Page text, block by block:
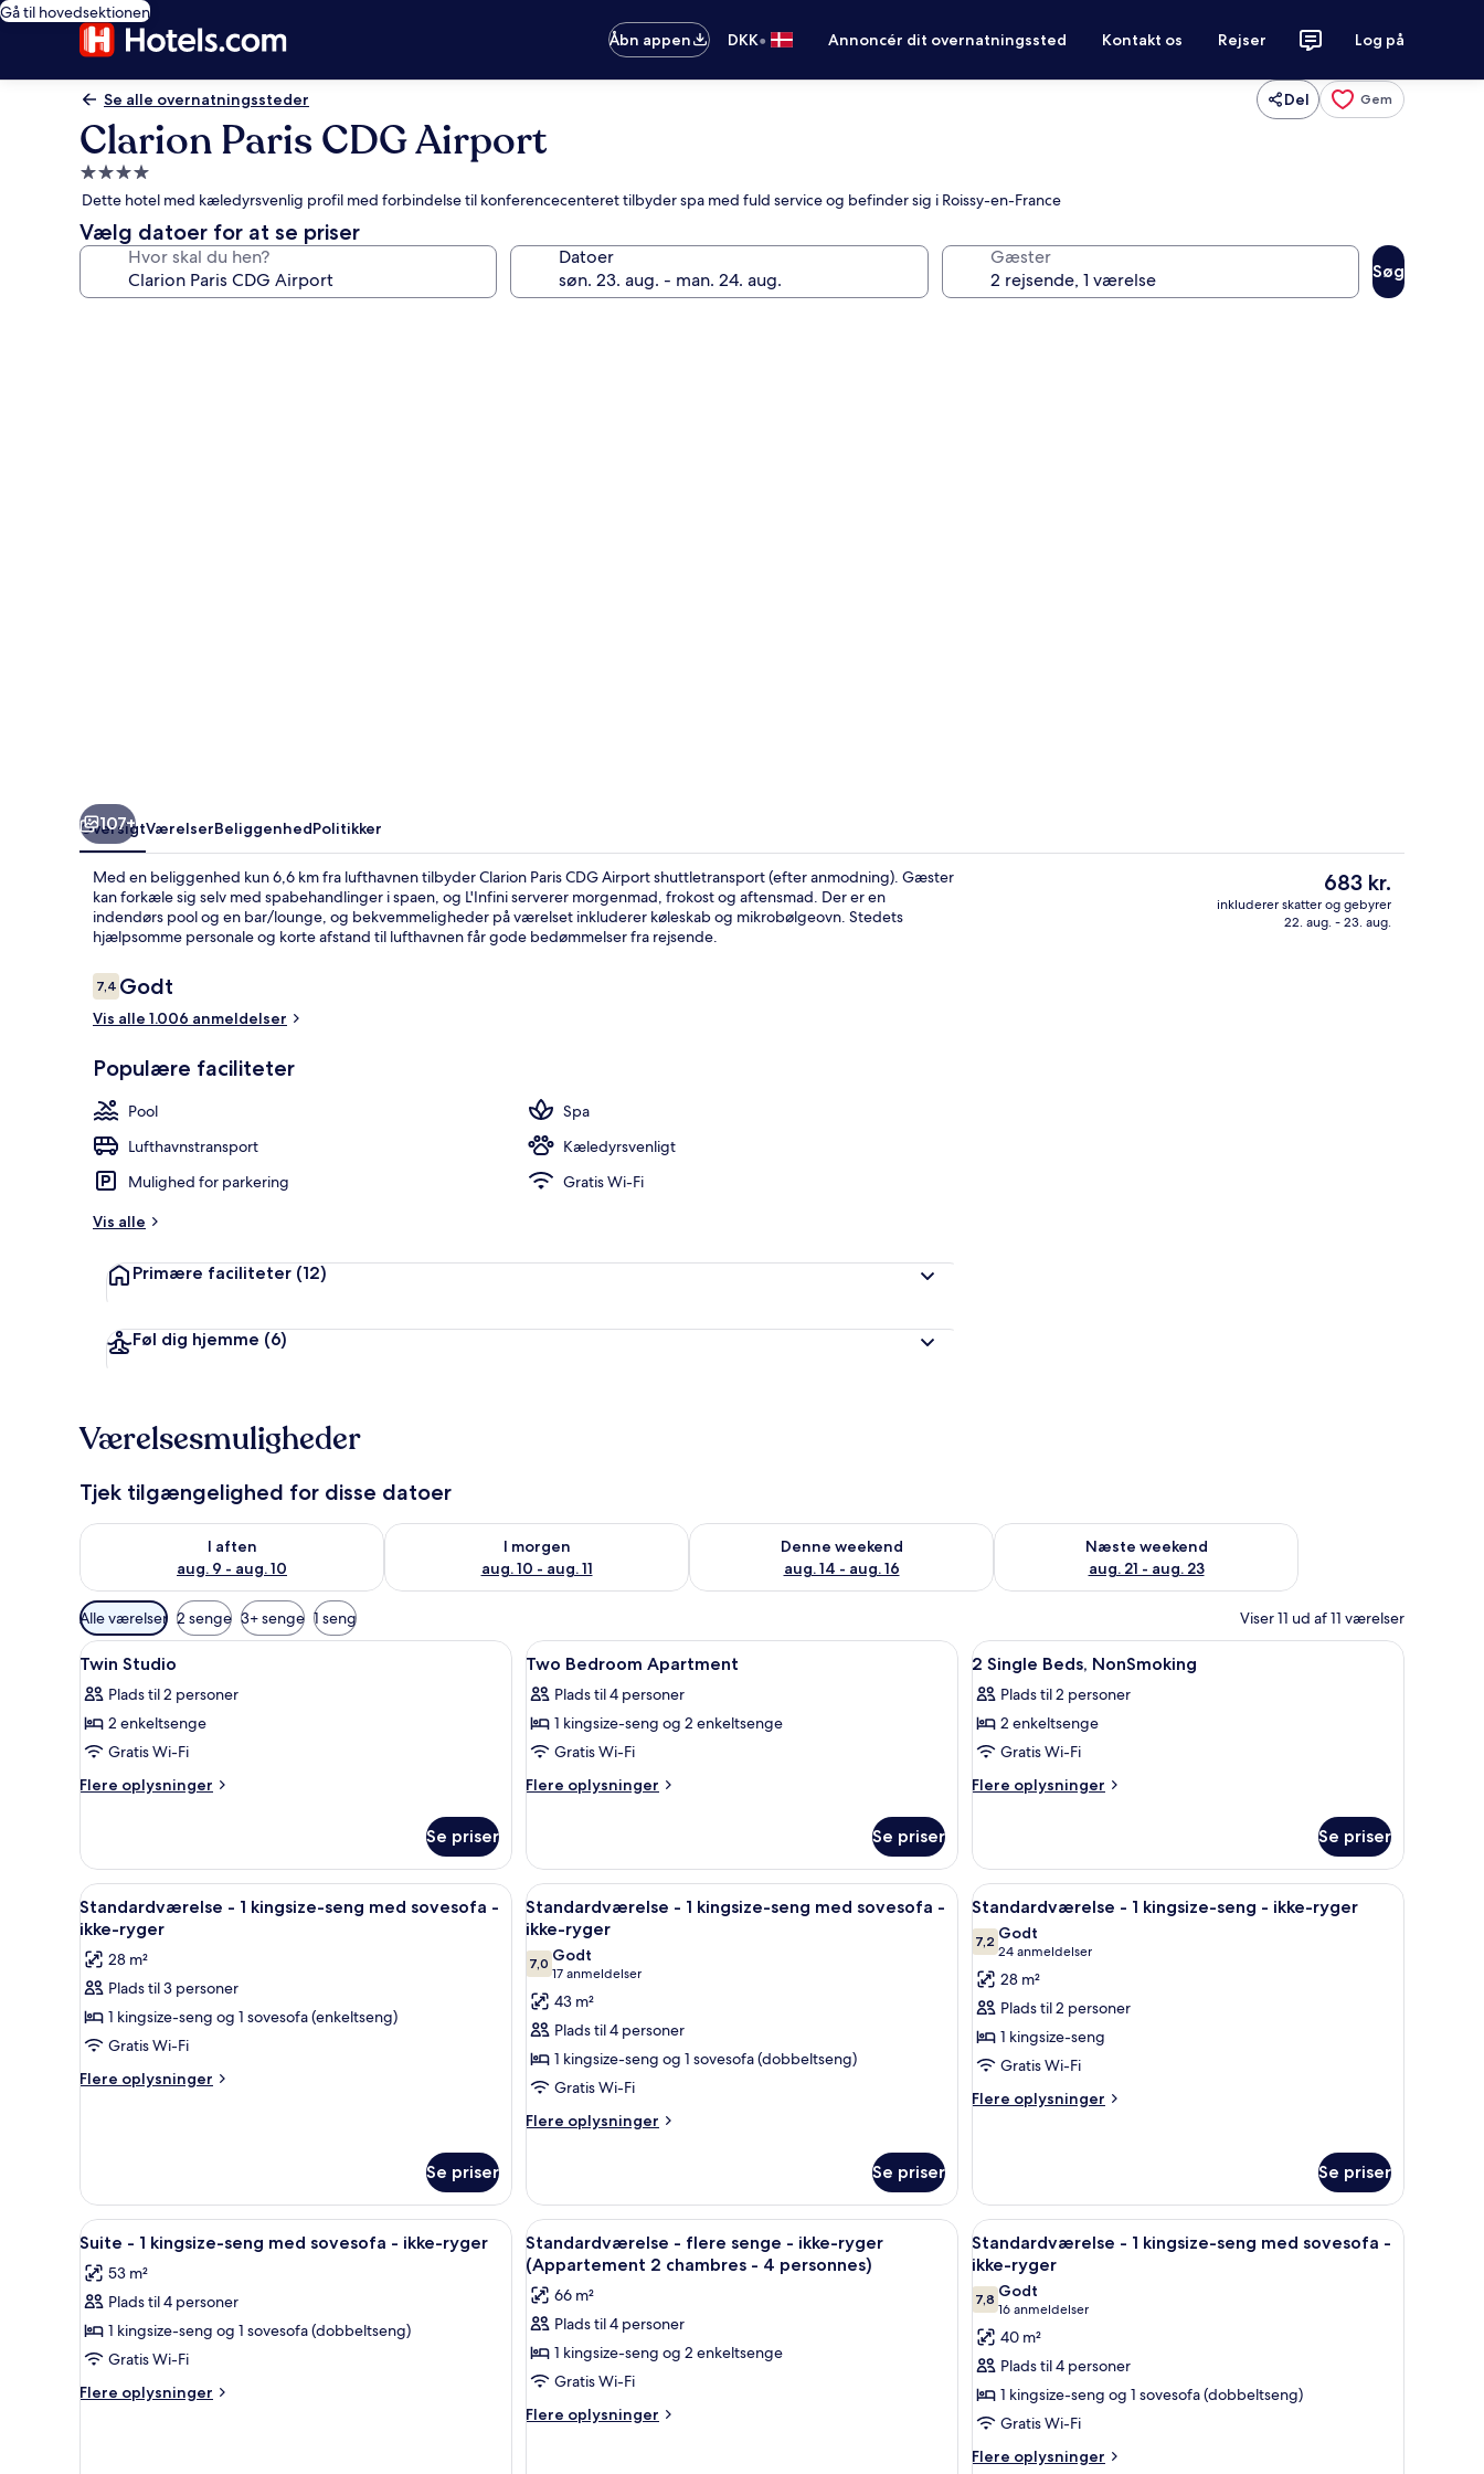
Gå til hovedsektionen
Åbn appen
DKK• Annoncér dit overnatningssted Kontakt os Rejser Log på
Se alle overnatningssteder Del Gem
Clarion Paris CDG Airport
4.0-
stjernet
overnatningssted
Dette hotel med kæledyrsvenlig profil med forbindelse til konferencecenteret tilbyder spa med fuld service og befinder sig i Roissy-en-France
Vælg datoer for at se priser
Hvor skal du hen? Datoer Gæster
Søg
Spisning på værelset
107+
OversigtVærelserBeliggenhedPolitikker
Med en beliggenhed kun 6,6 km fra lufthavnen tilbyder Clarion Paris CDG Airport shuttletransport (efter anmodning). Gæster
kan forkæle sig selv med spabehandlinger i spaen, og L'Infini serverer morgenmad, frokost og aftensmad. Der er en
indendørs pool og en bar/lounge, og bekvemmeligheder på værelset inkluderer køleskab og mikrobølgeovn. Stedets
hjælpsomme personale og korte afstand til lufthavnen får gode bedømmelser fra rejsende.
Anmeldelser
7,47,4 ud af 10.
Godt
Vis alle 1.006 anmeldelser
Populære faciliteter
Pool
Spa
Lufthavnstransport
Kæledyrsvenligt
Mulighed for parkering
Gratis Wi-Fi
Vis alle
Primære faciliteter (12)
Føl dig hjemme (6)
Den
nuværende
pris
683 kr.
inkluderer skatter og gebyrer
22. aug. - 23. aug.
Værelsesmuligheder
Tjek tilgængelighed for disse datoer
I aften
aug. 9 - aug. 10
Tjek tilgængelighed for i aften aug. 9 - aug. 10
I morgen
aug. 10 - aug. 11
Tjek tilgængelighed for i morgen aug. 10 - aug. 11
Denne weekend
aug. 14 - aug. 16
Tjek tilgængelighed for denne weekend aug. 14 - aug. 16
Næste weekend
aug. 21 - aug. 23
Tjek tilgængelighed for næste weekend aug. 21 - aug. 23
Tilgængelige
filtre
for
Alle værelser 2 senge 3+ senge 1 seng Viser 11 ud af 11 værelser
Indlæs
alle
billeder
af
Twin
Studio
11
Twin Studio
Plads til 2 personer
2 enkeltsenge
Gratis Wi-Fi
Flere oplysninger
Flere
Studio
Se priser
Indlæs
alle
billeder
af
Two
Bedroom
Et hotelværelse med seng, skrivebord, stol, fjernsyn og udsigt ud
10
Two Bedroom Apartment
Plads til 4 personer
1 kingsize-seng og 2 enkeltsenge
Gratis Wi-Fi
Flere oplysninger
Flere
Bedroom
Apartment
Se priser
Indlæs
alle
billeder
af
2
Single
Pengeskab på værelset, skrivebord,
3
2 Single Beds, NonSmoking
Plads til 2 personer
2 enkeltsenge
Gratis Wi-Fi
Flere oplysninger
Flere
Single
Beds,
NonSmoking
Se priser
Indlæs
alle
billeder
af
Standardværelse
-
1
kingsize-
ikke-
ryger
Et hotelværelse med to senge, et skrivebord, en stol og et lille bord.
6
Standardværelse - 1 kingsize-seng med sovesofa -
ikke-ryger
28 m²
Plads til 3 personer
1 kingsize-seng og 1 sovesofa (enkeltseng)
Gratis Wi-Fi
Flere oplysninger
Flere
kingsize-
seng
med
ikke-
Se priser
Indlæs
alle
billeder
af
Standardværelse
-
1
kingsize-
seng
med
ikke-
ryger
Et hotelværelse med en stor seng, et natbord, en lampe og et vindue med gardiner.
9
Standardværelse - 1 kingsize-seng med sovesofa -
ikke-ryger
7,07,0 ud af 10
Godt
17 anmeldelser
(17
anmeldelser)
43 m²
Plads til 4 personer
1 kingsize-seng og 1 sovesofa (dobbeltseng)
Gratis Wi-Fi
Flere oplysninger
Flere
-
kingsize-
seng
med
sovesofa
ryger
Se priser
Indlæs
alle
billeder
af
Standardværelse
-
1
kingsize-
seng
Standardværelse - 1 kingsize-seng - ikke-
7
Standardværelse - 1 kingsize-seng - ikke-ryger
7,27,2 ud af 10
Godt
24 anmeldelser
(24
anmeldelser)
28 m²
Plads til 2 personer
1 kingsize-seng
Gratis Wi-Fi
Flere oplysninger
Flere
1
kingsize-
seng
-
ikke-
ryger
Se priser
Indlæs
alle
billeder
af
Suite
-
1
kingsize-
Et hotelværelse med en stor seng, to sengeborde, et natbord og et bakke med morgenmadsprodukter.
11
Suite - 1 kingsize-seng med sovesofa - ikke-ryger
53 m²
Plads til 4 personer
1 kingsize-seng og 1 sovesofa (dobbeltseng)
Gratis Wi-Fi
Flere oplysninger
Flere
Indlæs
alle
billeder
af
Standardværelse
-
flere
senge
Et hotelværelse med en stor seng, to sengeborde med lamper og tapet med mønster.
8
Standardværelse - flere senge - ikke-ryger
(Appartement 2 chambres - 4 personnes)
66 m²
Plads til 4 personer
1 kingsize-seng og 2 enkeltsenge
Gratis Wi-Fi
Flere oplysninger
Flere
Indlæs
alle
billeder
af
Standardværelse
-
1
kingsize-
seng
med
Pengeskab på værelset, skrivebord,
8
Standardværelse - 1 kingsize-seng med sovesofa -
ikke-ryger
7,87,8 ud af 10
Godt
16 anmeldelser
(16
anmeldelser)
40 m²
Plads til 4 personer
1 kingsize-seng og 1 sovesofa (dobbeltseng)
Gratis Wi-Fi
Flere oplysninger
Flere